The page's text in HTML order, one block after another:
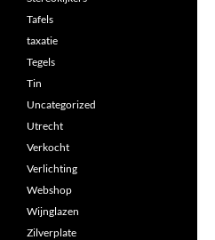
Tafels
taxatie
Tegels
Tin
Uncategorized
Utrecht
Verkocht
Verlichting
Webshop
Wijnglazen
Zilverplate